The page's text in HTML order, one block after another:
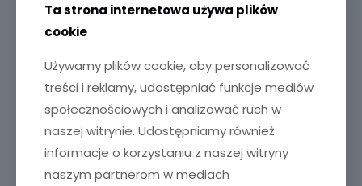
Sold out
Ta strona internetowa używa plików
cookie
Używamy plików cookie, aby personalizować
treści i reklamy, udostępniać funkcje mediów
społecznościowych i analizować ruch w
naszej witrynie. Udostępniamy również
informacje o korzystaniu z naszej witryny
naszym partnerom w mediach